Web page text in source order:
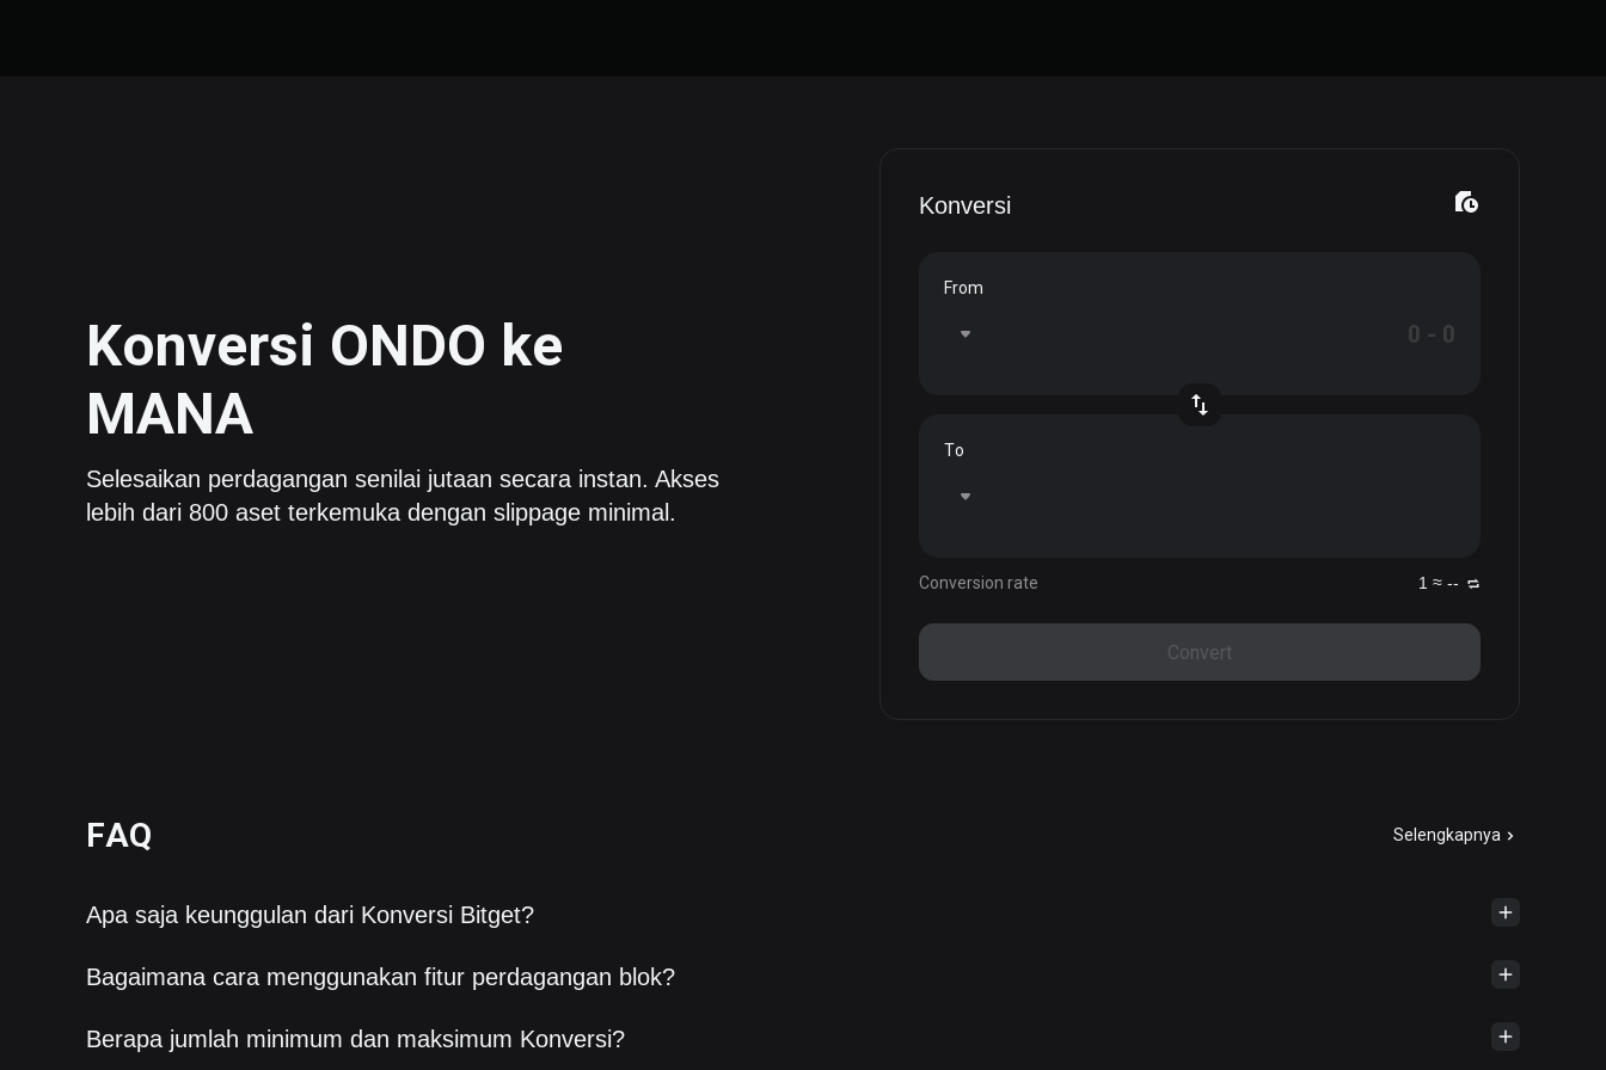
Konversi ONDO ke
MANA
Selesaikan perdagangan senilai jutaan secara instan. Akses
lebih dari 800 aset terkemuka dengan slippage minimal.
Konversi
From
To
Conversion rate 1 ≈ --
Convert
FAQ Selengkapnya
Apa saja keunggulan dari Konversi Bitget?
Bagaimana cara menggunakan fitur perdagangan blok?
Berapa jumlah minimum dan maksimum Konversi?